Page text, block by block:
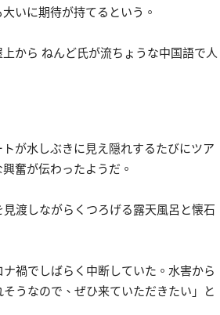
いに期待が持てるという。
から ねんど氏が流ちょうな中国語で人
が水しぶきに見え隠れするたびにツア
奮が伝わったようだ。
渡しながらくつろげる露天風呂と懐石
禍でしばらく中断していた。水害から
うなので、ぜひ来ていただきたい」と